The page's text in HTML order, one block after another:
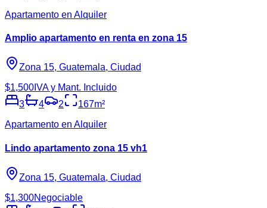
Apartamento en Alquiler
Amplio apartamento en renta en zona 15
Zona 15, Guatemala, Ciudad
$1,500 IVA y Mant. Incluido
3
4 2 167m²
Apartamento en Alquiler
Lindo apartamento zona 15 vh1
Zona 15, Guatemala, Ciudad
$1,300Negociable